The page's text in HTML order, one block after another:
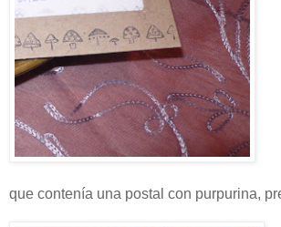
que contenía una postal con purpurina,